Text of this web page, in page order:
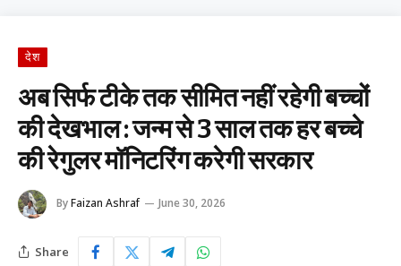
देश
अब सिर्फ टीके तक सीमित नहीं रहेगी बच्चों
की देखभाल : जन्म से 3 साल तक हर बच्चे
की रेगुलर मॉनिटरिंग करेगी सरकार
ByFaizan Ashraf June 30, 2026
Share